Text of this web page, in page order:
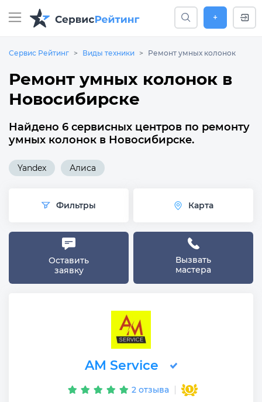
+
Сервис Рейтинг Виды техники Ремонт умных колонок
Ремонт умных колонок в
Новосибирске
Найдено 6 сервисных центров по ремонту
умных колонок в Новосибирске.
Yandex Алиса
Фильтры Карта
Оставить
заявку
Вызвать
мастера
AM Service
2 отзыва